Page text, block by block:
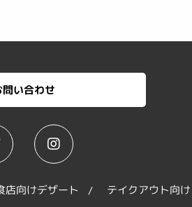
問い合わせ
店向けデザート テイクアウト向